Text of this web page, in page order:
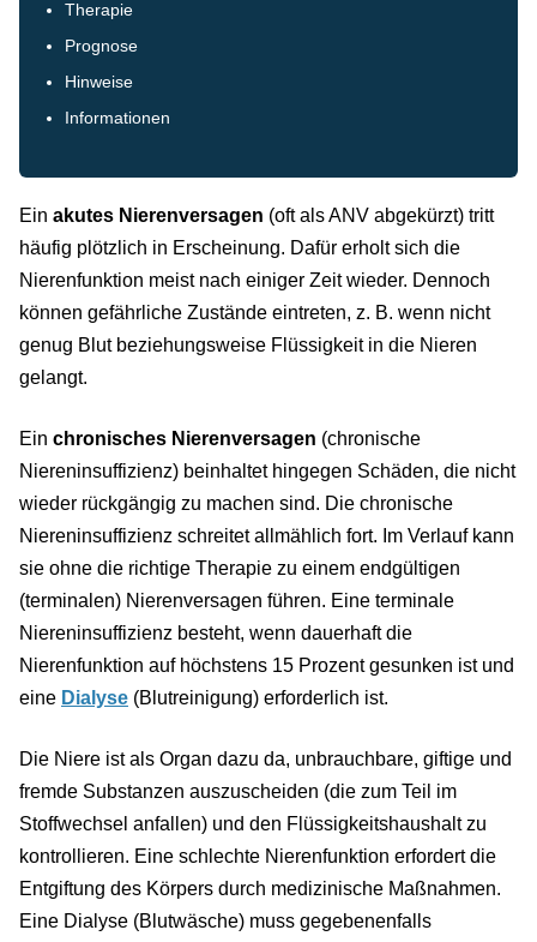
Therapie
Prognose
Hinweise
Informationen
Ein akutes Nierenversagen (oft als ANV abgekürzt) tritt
häufig plötzlich in Erscheinung. Dafür erholt sich die
Nierenfunktion meist nach einiger Zeit wieder. Dennoch
können gefährliche Zustände eintreten, z. B. wenn nicht
genug Blut beziehungsweise Flüssigkeit in die Nieren
gelangt.
Ein chronisches Nierenversagen (chronische
Niereninsuffizienz) beinhaltet hingegen Schäden, die nicht
wieder rückgängig zu machen sind. Die chronische
Niereninsuffizienz schreitet allmählich fort. Im Verlauf kann
sie ohne die richtige Therapie zu einem endgültigen
(terminalen) Nierenversagen führen. Eine terminale
Niereninsuffizienz besteht, wenn dauerhaft die
Nierenfunktion auf höchstens 15 Prozent gesunken ist und
eine Dialyse (Blutreinigung) erforderlich ist.
Die Niere ist als Organ dazu da, unbrauchbare, giftige und
fremde Substanzen auszuscheiden (die zum Teil im
Stoffwechsel anfallen) und den Flüssigkeitshaushalt zu
kontrollieren. Eine schlechte Nierenfunktion erfordert die
Entgiftung des Körpers durch medizinische Maßnahmen.
Eine Dialyse (Blutwäsche) muss gegebenenfalls